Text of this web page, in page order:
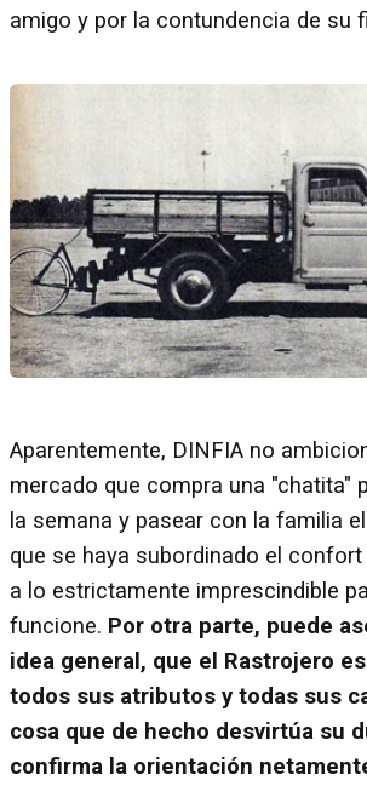
amigo y por la contundencia de su
Aparentemente, DINFIA no
mercado que compra una "chatita"
la semana y pasear con la familia
que se haya subordinado el
a lo estrictamente imprescindible
funcione. Por otra parte, puede
idea general, que el Rastrojero
todos sus atributos y todas sus
cosa que de hecho desvirtúa su
confirma la orientación